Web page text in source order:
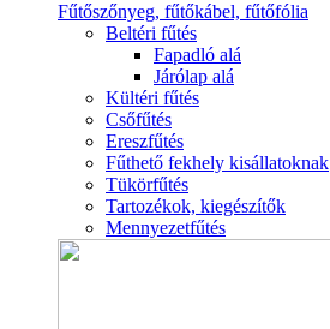
Fűtőszőnyeg, fűtőkábel, fűtőfólia
Beltéri fűtés
Fapadló alá
Járólap alá
Kültéri fűtés
Csőfűtés
Ereszfűtés
Fűthető fekhely kisállatoknak
Tükörfűtés
Tartozékok, kiegészítők
Mennyezetfűtés